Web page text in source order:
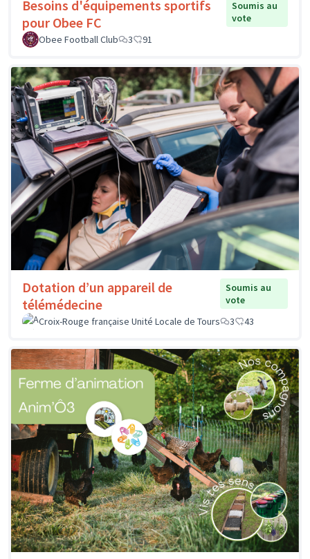
Besoins d'équipements sportifs
pour Obee FC
Soumis au
vote
Obee Football Club
3 91
Dotation d’un appareil de
télémédecine
Soumis au
vote
Croix-Rouge française Unité Locale de Tours
3 43